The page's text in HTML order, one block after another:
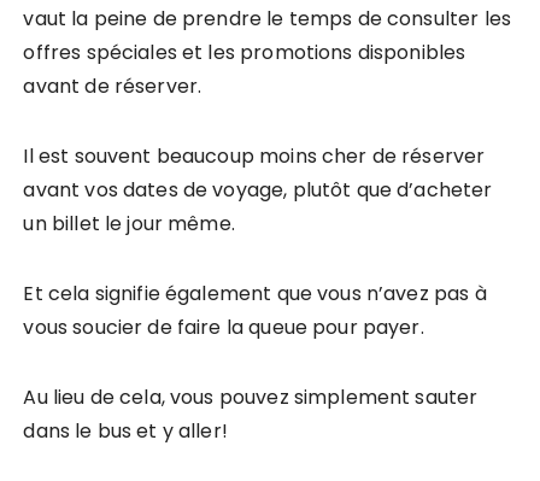
vaut la peine de prendre le temps de consulter les
offres spéciales et les promotions disponibles
avant de réserver.
Il est souvent beaucoup moins cher de réserver
avant vos dates de voyage, plutôt que d’acheter
un billet le jour même.
Et cela signifie également que vous n’avez pas à
vous soucier de faire la queue pour payer.
Au lieu de cela, vous pouvez simplement sauter
dans le bus et y aller!